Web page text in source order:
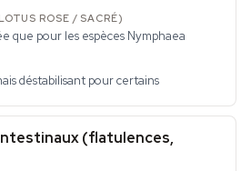
que pour les espèces Nymphaea
déstabilisant pour certains
(flatulences,